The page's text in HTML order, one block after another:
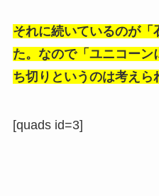
それに続いているのが「
た。なので「ユニコー
ち切りというのは考えら
[quads id=3]